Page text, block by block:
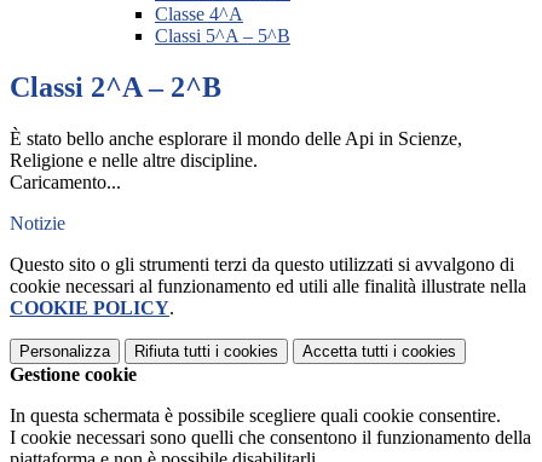
Classe 4^A
Classi 5^A – 5^B
Classi 2^A – 2^B
È stato bello anche esplorare il mondo delle Api in Scienze,
Religione e nelle altre discipline.
Caricamento...
Notizie
Questo sito o gli strumenti terzi da questo utilizzati si avvalgono di
cookie necessari al funzionamento ed utili alle finalità illustrate nella
COOKIE POLICY.
Personalizza Rifiuta tutti i cookies Accetta tutti i cookies
Gestione cookie
In questa schermata è possibile scegliere quali cookie consentire.
I cookie necessari sono quelli che consentono il funzionamento della